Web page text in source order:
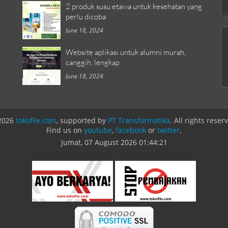
2 produk susu etawa untuk kesehatan yang
perlu dicoba
June 18, 2024
Website aplikasi untuk alumni murah,
canggih, lengkap
June 18, 2024
tokofile.com, supported by PT Transformatika. All rights
Find us on youtube, facebook or twitter.
Jumat, 07 August 2026 01:44:21